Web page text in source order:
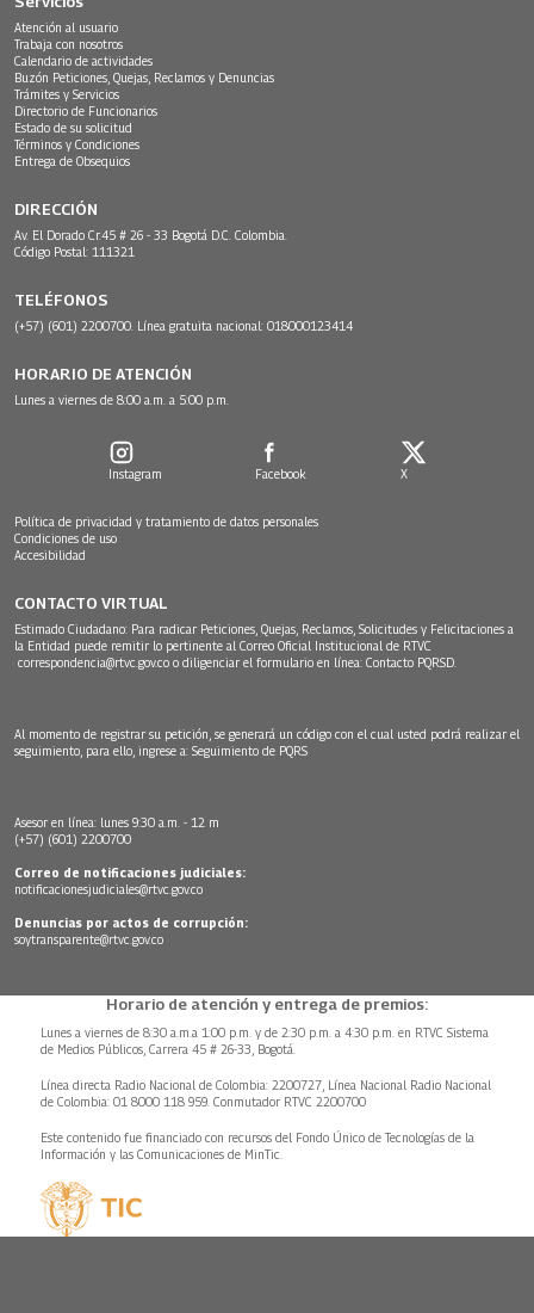
Atención al usuario
Trabaja con nosotros
Calendario de actividades
Buzón Peticiones, Quejas, Reclamos y Denuncias
Trámites y Servicios
Directorio de Funcionarios
Estado de su solicitud
Términos y Condiciones
Entrega de Obsequios
DIRECCIÓN
Av. El Dorado Cr.45 # 26 - 33 Bogotá D.C. Colombia.
Código Postal: 111321
TELÉFONOS
(+57) (601) 2200700. Línea gratuita nacional: 018000123414
HORARIO DE ATENCIÓN
Lunes a viernes de 8:00 a.m. a 5:00 p.m.
Instagram Facebook X
Política de privacidad y tratamiento de datos personales
Condiciones de uso
Accesibilidad
CONTACTO VIRTUAL
Estimado Ciudadano: Para radicar Peticiones, Quejas, Reclamos, Solicitudes y Felicitaciones a
la Entidad puede remitir lo pertinente al Correo Oficial Institucional de RTVC
correspondencia@rtvc.gov.co o diligenciar el formulario en línea: Contacto PQRSD.
Al momento de registrar su petición, se generará un código con el cual usted podrá realizar el
seguimiento, para ello, ingrese a: Seguimiento de PQRS
Asesor en línea: lunes 9:30 a.m. - 12 m
(+57) (601) 2200700
Correo de notificaciones judiciales:
notificacionesjudiciales@rtvc.gov.co
Denuncias por actos de corrupción:
soytransparente@rtvc.gov.co
Horario de atención y entrega de premios:
Lunes a viernes de 8:30 a.m.a 1:00 p.m. y de 2:30 p.m. a 4:30 p.m. en RTVC Sistema
de Medios Públicos, Carrera 45 # 26-33, Bogotá.
Línea directa Radio Nacional de Colombia: 2200727, Línea Nacional Radio Nacional
de Colombia: 01 8000 118 959. Conmutador RTVC 2200700
Este contenido fue financiado con recursos del Fondo Único de Tecnologías de la
Información y las Comunicaciones de MinTic.